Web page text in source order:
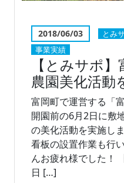
2018/06/03 とみ
事業実績
【とみサポ
農園美化活動
富岡町で運営する「
開園前の6月2日に敷
の美化活動を実施し
看板の設置作業も行
んお疲れ様でした！
日 […]